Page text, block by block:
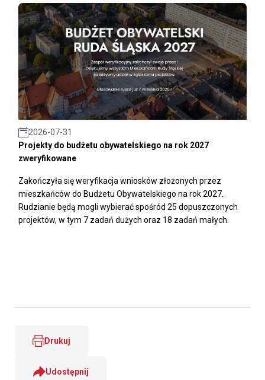
2026-07-31
Projekty do budżetu obywatelskiego na rok 2027
zweryfikowane
Zakończyła się weryfikacja wniosków złożonych przez
mieszkańców do Budżetu Obywatelskiego na rok 2027.
Rudzianie będą mogli wybierać spośród 25 dopuszczonych
projektów, w tym 7 zadań dużych oraz 18 zadań małych.
Drukuj
Udostępnij